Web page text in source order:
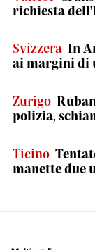
richiesta
Svizzera In
ai margini di
Zurigo
polizia,
Ticino
manette due